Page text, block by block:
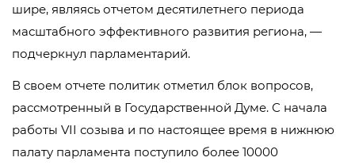
шире, являясь отчетом десятилетнего периода
масштабного эффективного развития региона, —
подчеркнул парламентарий.
В своем отчете политик отметил блок вопросов,
рассмотренный в Государственной Думе. С начала
работы VII созыва и по настоящее время в нижнюю
палату парламента поступило более 10000